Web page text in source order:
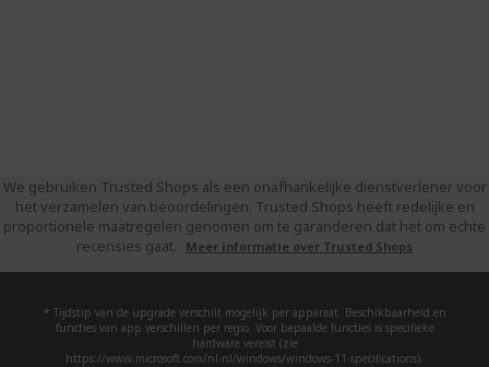
We gebruiken Trusted Shops als een onafhankelijke dienstverlener voor
het verzamelen van beoordelingen. Trusted Shops heeft redelijke en
proportionele maatregelen genomen om te garanderen dat het om echte
recensies gaat.
Meer informatie over Trusted Shops
* Tijdstip van de upgrade verschilt mogelijk per apparaat. Beschikbaarheid en
functies van app verschillen per regio. Voor bepaalde functies is specifieke
hardware vereist (zie
https://www.microsoft.com/nl-nl/windows/windows-11-specifications).